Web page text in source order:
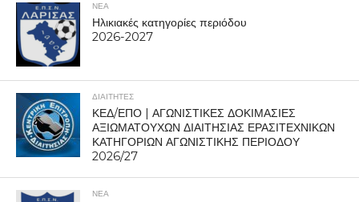
ΝΕΑ
Ηλικιακές κατηγορίες περιόδου
2026-2027
ΔΙΑΙΤΗΤΕΣ
ΚΕΔ/ΕΠΟ | ΑΓΩΝΙΣΤΙΚΕΣ ΔΟΚΙΜΑΣΙΕΣ
ΑΞΙΩΜΑΤΟΥΧΩΝ ΔΙΑΙΤΗΣΙΑΣ ΕΡΑΣΙΤΕΧΝΙΚΩΝ
ΚΑΤΗΓΟΡΙΩΝ ΑΓΩΝΙΣΤΙΚΗΣ ΠΕΡΙΟΔΟΥ
2026/27
ΝΕΑ